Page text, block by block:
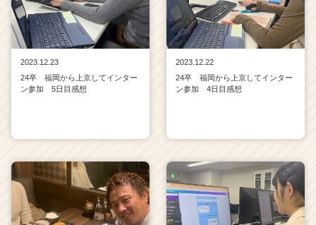
2023.12.23
24卒 福岡から上京してインター
ン参加 5日目感想
2023.12.22
24卒 福岡から上京してインター
ン参加 4日目感想